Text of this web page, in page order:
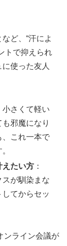
ど、“汗によ
トで抑えられ
使った友人
さくて軽い
邪魔になり
、これ一本で
えたい方 ：
が馴染まな
てからセッ
ンライン会議が